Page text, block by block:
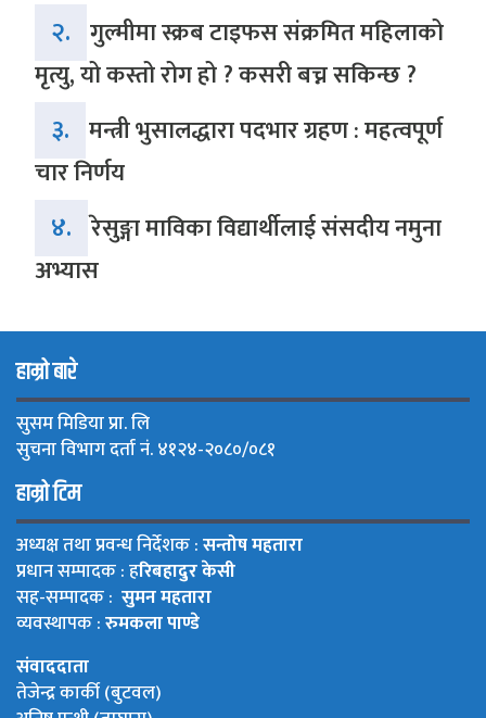
२. गुल्मीमा स्क्रब टाइफस संक्रमित महिलाको
मृत्यु, यो कस्तो रोग हो ? कसरी बच्न सकिन्छ ?
३. मन्त्री भुसालद्धारा पदभार ग्रहण : महत्वपूर्ण
चार निर्णय
४. रेसुङ्गा माविका विद्यार्थीलाई संसदीय नमुना
अभ्यास
हाम्रो बारे
सुसम मिडिया प्रा. लि
सुचना विभाग दर्ता नं. ४१२४-२०८०/०८१
हाम्रो टिम
अध्यक्ष तथा प्रवन्ध निर्देशक :सन्तोष महतारा
प्रधान सम्पादक : हरिबहादुर केसी
सह-सम्पादक : सुमन महतारा
व्यवस्थापक :रुमकला पाण्डे
संवाददाता
तेजेन्द्र कार्की (बुटवल)